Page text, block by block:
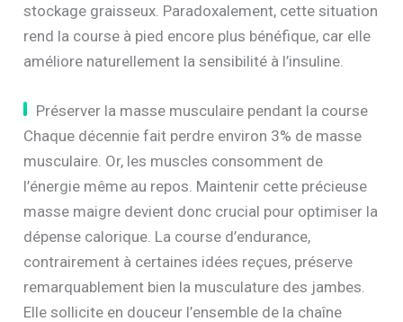
stockage graisseux. Paradoxalement, cette situation
rend la course à pied encore plus bénéfique, car elle
améliore naturellement la sensibilité à l’insuline.
Préserver la masse musculaire pendant la course
Chaque décennie fait perdre environ 3% de masse
musculaire. Or, les muscles consomment de
l’énergie même au repos. Maintenir cette précieuse
masse maigre devient donc crucial pour optimiser la
dépense calorique. La course d’endurance,
contrairement à certaines idées reçues, préserve
remarquablement bien la musculature des jambes.
Elle sollicite en douceur l’ensemble de la chaîne